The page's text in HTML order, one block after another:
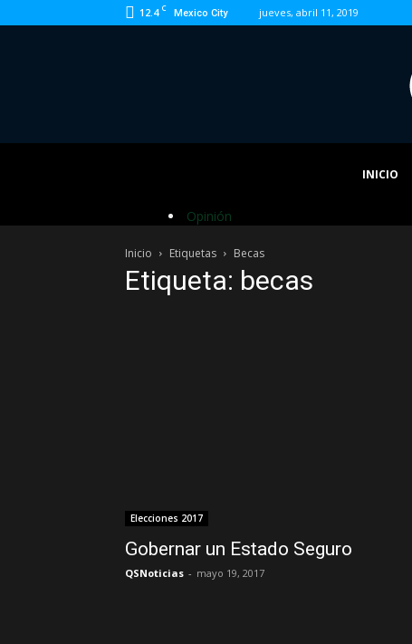
12.4 C Mexico City jueves, abril 11, 2019
INICIO
Opinión
Inicio Etiquetas Becas
Etiqueta: becas
Elecciones 2017
Gobernar un Estado Seguro
QSNoticias - mayo 19, 2017